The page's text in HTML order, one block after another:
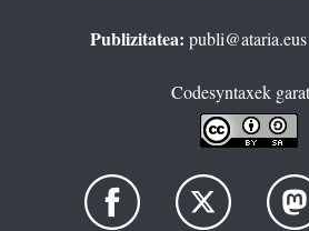
Publizitatea: publi@ataria.eus
Codesyntaxek